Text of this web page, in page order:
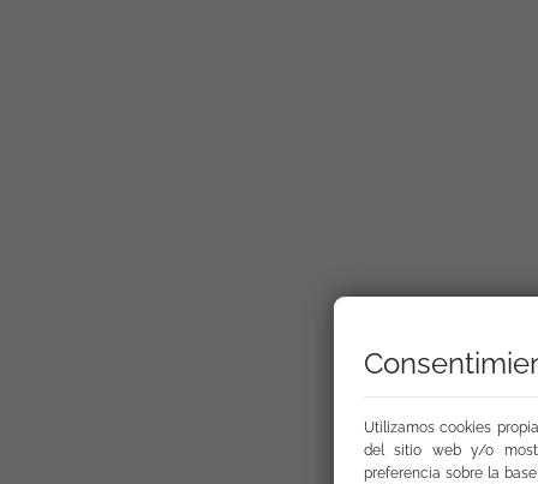
Utilizamos cookies
del sitio web y/o
preferencia sobre la